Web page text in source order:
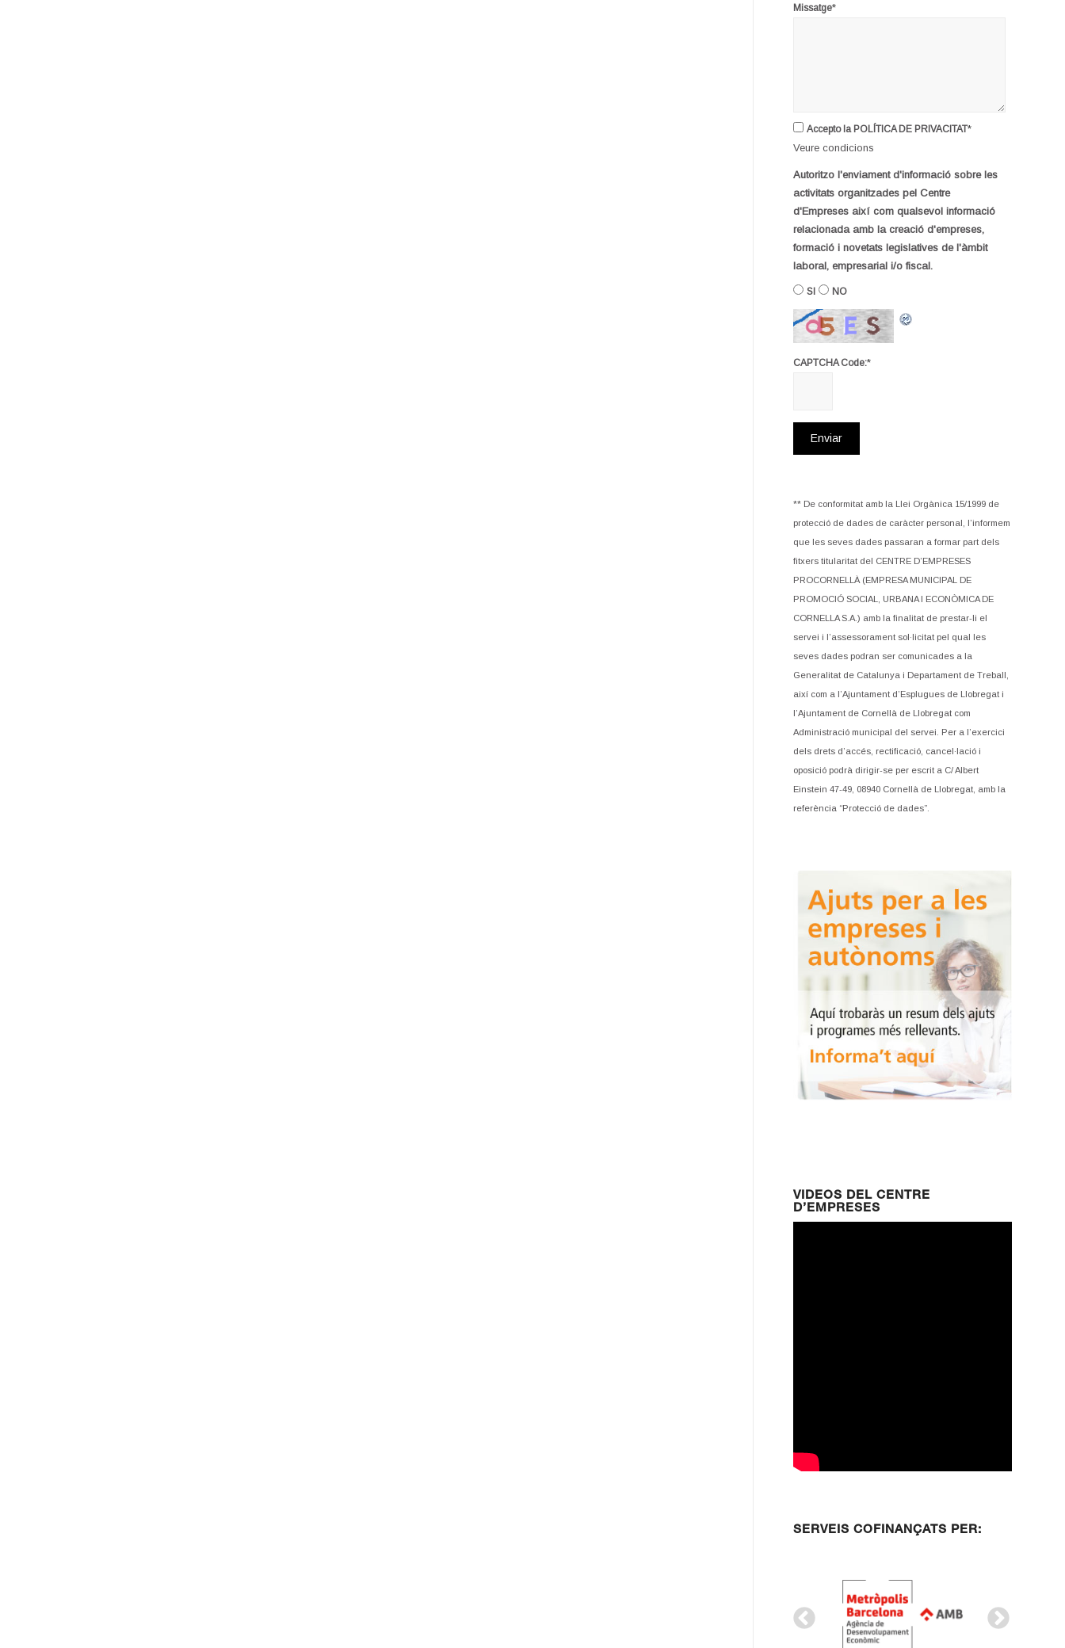
Missatge*
Accepto la POLÍTICA DE PRIVACITAT*
Veure condicions
Autoritzo l'enviament d'informació sobre les
activitats organitzades pel Centre
d'Empreses així com qualsevol informació
relacionada amb la creació d'empreses,
formació i novetats legislatives de l'àmbit
laboral, empresarial i/o fiscal.
SI NO
CAPTCHA Code:*
** De conformitat amb la Llei Orgànica 15/1999 de
protecció de dades de caràcter personal, l’informem
que les seves dades passaran a formar part dels
fitxers titularitat del CENTRE D’EMPRESES
PROCORNELLÀ (EMPRESA MUNICIPAL DE
PROMOCIÓ SOCIAL, URBANA I ECONÒMICA DE
CORNELLA S.A.) amb la finalitat de prestar-li el
servei i l’assessorament sol·licitat pel qual les
seves dades podran ser comunicades a la
Generalitat de Catalunya i Departament de Treball,
així com a l’Ajuntament d’Esplugues de Llobregat i
l’Ajuntament de Cornellà de Llobregat com
Administració municipal del servei. Per a l’exercici
dels drets d’accés, rectificació, cancel·lació i
oposició podrà dirigir-se per escrit a C/ Albert
Einstein 47-49, 08940 Cornellà de Llobregat, amb la
referència “Protecció de dades”.
VIDEOS DEL CENTRE
D’EMPRESES
SERVEIS COFINANÇATS PER: